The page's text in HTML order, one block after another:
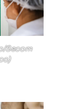
Secom